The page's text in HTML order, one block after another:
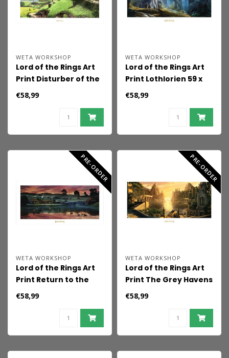
WETA WORKSHOP
Lord of the Rings Art
Print Disturber of the
Peace 59 x 30 cm
€58,99
WETA WORKSHOP
Lord of the Rings Art
Print Lothlorien 59 x
30 cm
€58,99
PRE-ORDER
WETA WORKSHOP
Lord of the Rings Art
Print Return to the
Green Dragon Inn 59 x
42 cm
€58,99
PRE-ORDER
WETA WORKSHOP
Lord of the Rings Art
Print The Grey Havens
59 x 30 cm
€58,99